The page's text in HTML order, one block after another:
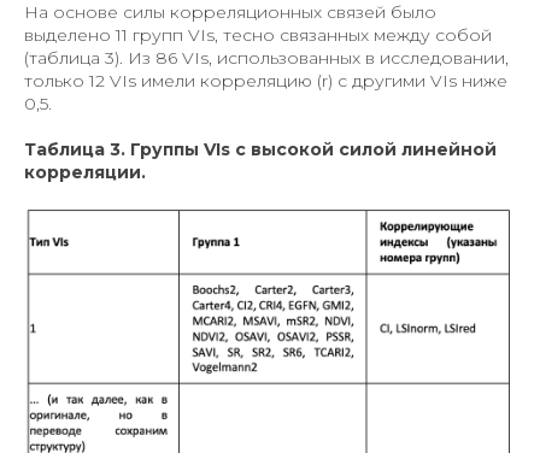
На основе силы корреляционных связей было
выделено 11 групп VIs, тесно связанных между собой
(таблица 3). Из 86 VIs, использованных в исследовании,
только 12 VIs имели корреляцию (r) с другими VIs ниже
0,5.
Таблица 3. Группы VIs с высокой силой линейной
корреляции.